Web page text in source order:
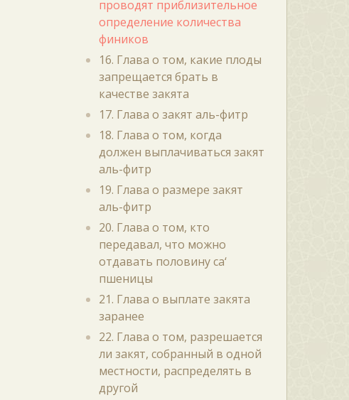
проводят приблизительное
определение количества
фиников
16. Глава о том, какие плоды
запрещается брать в
качестве закята
17. Глава о закят аль-фитр
18. Глава о том, когда
должен выплачиваться закят
аль-фитр
19. Глава о размере закят
аль-фитр
20. Глава о том, кто
передавал, что можно
отдавать половину са‘
пшеницы
21. Глава о выплате закята
заранее
22. Глава о том, разрешается
ли закят, собранный в одной
местности, распределять в
другой